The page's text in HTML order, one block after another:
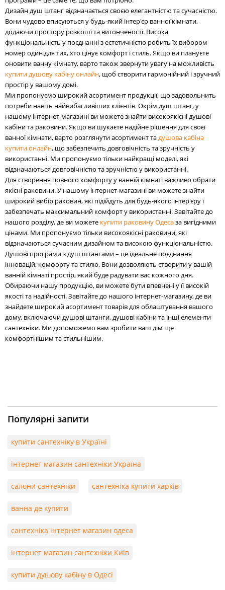
Дизайн душ штанг відзначається своєю елегантністю та сучасністю.
Вони чудово вписуються у будь-який інтер'єр ванної кімнати,
додаючи простору розкоші та витонченості. Висока
функціональність у поєднанні з естетичністю робить їх вибором
номер один для тих, хто цінує комфорт і стиль. Якщо ви плануєте
оновити ванну кімнату, варто також звернути увагу на можливість
купити душову кабіну онлайн, щоб створити гармонійний і зручний
простір у вашому домі.
Ми пропонуємо широкий асортимент продукції, що задовольнить
потреби навіть найвибагливіших клієнтів. Окрім душ штанг, у
нашому інтернет-магазині ви можете знайти високоякісні душові
кабіни та раковини. Якщо ви шукаєте надійне рішення для своєї
ванної кімнати, варто розглянути асортимент тадушова кабіна
купити онлайн, що забезпечить довговічність та зручність у
використанні. Ми пропонуємо тільки найкращі моделі, які
відзначаються довговічністю та зручністю у використанні.
Для створення повного комфорту у ванній кімнаті важливо обрати
якісні раковини. У нашому інтернет-магазині ви можете знайти
широкий вибір раковин, які підійдуть для будь-якого інтер'єру і
забезпечать максимальний комфорт у використанні. Завітайте до
нашого розділу, де ви можете купити раковину Одесаза вигідними
цінами. Ми пропонуємо тільки високоякісні раковини, які
відзначаються сучасним дизайном та високою функціональністю.
Душові програми з душ штангами – це ідеальне поєднання
інновацій, комфорту та стилю. Вони дозволяють створити у вашій
ванній кімнаті простір, який буде радувати вас кожного дня.
Обираючи нашу продукцію, ви можете бути впевнені у її високій
якості та надійності. Завітайте до нашого інтернет-магазину, де ви
знайдете широкий асортимент товарів для облаштування вашого
дому, включаючи душові штанги, душові кабіни та інші елементи
сантехніки. Ми допоможемо вам зробити ваш дім ще
комфортнішим та стильнішим.
Популярні запити
купити сантехніку в Україні
інтернет магазин сантехніки Україна
салони сантехніки сантехніка купити харків
ванна де купити
сантехніка інтернет магазин одеса
інтернет магазин сантехніки Київ
купити душову кабіну в Одесі